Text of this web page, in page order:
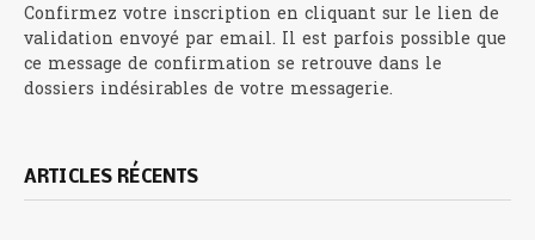
Confirmez votre inscription en cliquant sur le lien de
validation envoyé par email. Il est parfois possible que
ce message de confirmation se retrouve dans le
dossiers indésirables de votre messagerie.
ARTICLES RÉCENTS